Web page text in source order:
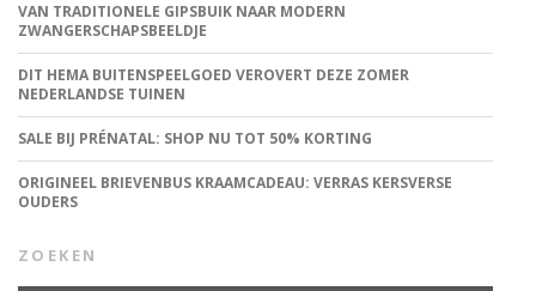
VAN TRADITIONELE GIPSBUIK NAAR MODERN
ZWANGERSCHAPSBEELDJE
DIT HEMA BUITENSPEELGOED VEROVERT DEZE ZOMER
NEDERLANDSE TUINEN
SALE BIJ PRÉNATAL: SHOP NU TOT 50% KORTING
ORIGINEEL BRIEVENBUS KRAAMCADEAU: VERRAS KERSVERSE
OUDERS
ZOEKEN